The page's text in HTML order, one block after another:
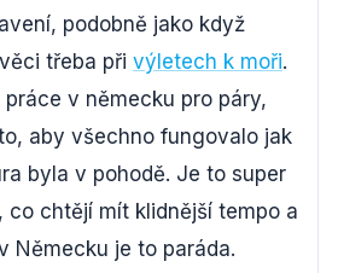
podobně jako když
třeba při výletech k moři.
v německu pro páry,
aby všechno fungovalo jak
byla v pohodě. Je to super
co chtějí mít klidnější tempo a
Německu je to paráda.